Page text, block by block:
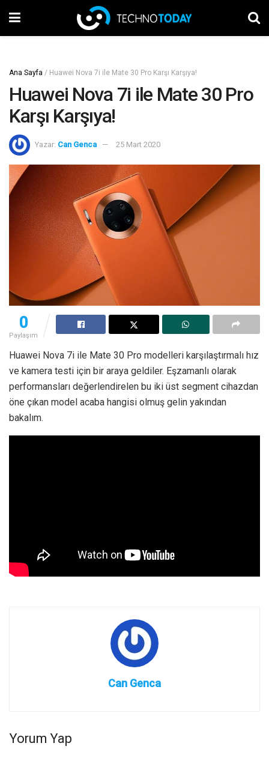
Ana Sayfa / Huawei Nova 7i ile Mate 30 Pro Karşı Karşıya!
Huawei Nova 7i ile Mate 30 Pro
Karşı Karşıya!
Yazar: Can Genca 25 Mart 2020
0
Paylaşım
Huawei Nova 7i ile Mate 30 Pro modelleri karşılaştırmalı hız
ve kamera testi için bir araya geldiler. Eşzamanlı olarak
performansları değerlendirelen bu iki üst segment cihazdan
öne çıkan model acaba hangisi olmuş gelin yakından
bakalım.
Can Genca
Yorum Yap